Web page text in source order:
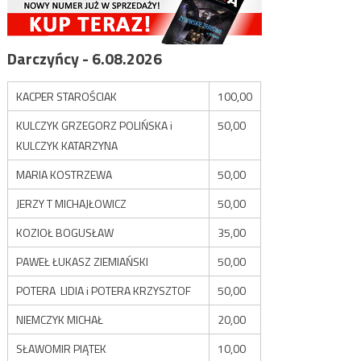
Darczyńcy - 6.08.2026
KACPER STAROŚCIAK
100,00
KULCZYK GRZEGORZ POLIŃSKA i
KULCZYK KATARZYNA
50,00
MARIA KOSTRZEWA
50,00
JERZY T MICHAJŁOWICZ
50,00
KOZIOŁ BOGUSŁAW
35,00
PAWEŁ ŁUKASZ ZIEMIAŃSKI
50,00
POTERA LIDIA i POTERA KRZYSZTOF
50,00
NIEMCZYK MICHAŁ
20,00
SŁAWOMIR PIĄTEK
10,00